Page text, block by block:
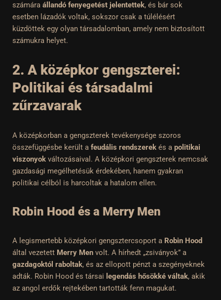
számára állandó fenyegetést jelentettek, és bár sok
esetben lázadók voltak, sokszor csak a túlélésért
küzdöttek egy olyan társadalomban, amely nem biztosított
számukra helyet.
2. A középkor gengszterei:
Politikai és társadalmi
zűrzavarak
A középkorban a gengszterek tevékenysége szoros
összefüggésbe került a feudális rendszerek és a politikai
viszonyok változásaival. A középkori gengszterek nemcsak
gazdasági megélhetésük érdekében, hanem gyakran
politikai célból is harcoltak a hatalom ellen.
Robin Hood és a Merry Men
A legismertebb középkori gengsztercsoport a Robin Hood
által vezetett Merry Men volt. A hírhedt „zsiványok” a
gazdagoktól raboltak, és az ellopott pénzt a szegényeknek
adták. Robin Hood és társai legendás hősökké váltak, akik
az angol erdők rejtekében tartották fenn magukat.